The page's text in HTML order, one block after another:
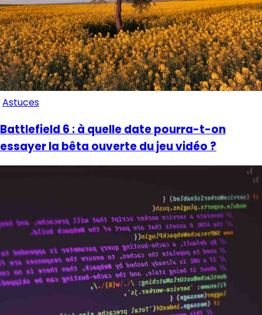
Astuces
Battlefield 6 : à quelle date pourra-t-on
essayer la bêta ouverte du jeu vidéo ?